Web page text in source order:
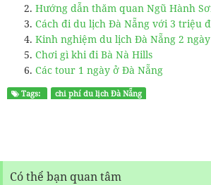
Hướng dẫn thăm quan Ngũ Hành
Cách đi du lịch Đà Nẵng với 3 triệu
Kinh nghiệm du lịch Đà Nẵng 2
Chơi gì khi đi Bà Nà Hills
Các tour 1 ngày ở Đà Nẵng
Tags: chi phí du lịch Đà Nẵng
Có thể bạn quan tâm